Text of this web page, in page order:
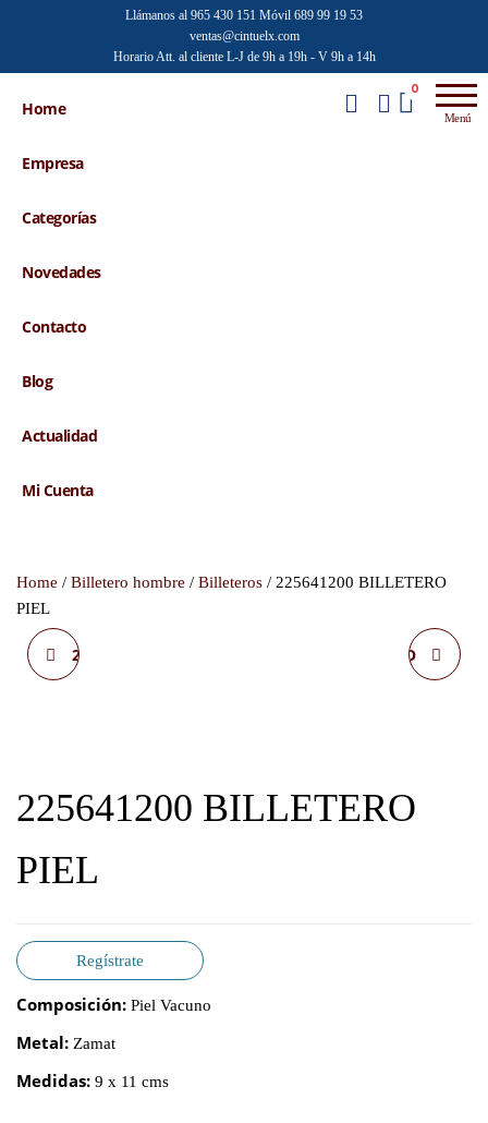
Llámanos al 965 430 151 Móvil 689 99 19 53
ventas@cintuelx.com
Horario Att. al cliente L-J de 9h a 19h - V 9h a 14h
Faraoni
por
de moda
0
Menú
Home
Empresa
Categorías
Novedades
Contacto
Blog
Actualidad
Mi Cuenta
Home / Billetero hombre / Billeteros / 225641200 BILLETERO
PIEL
225641100 BILLETERO 225627000 BILLETERO
225641200 BILLETERO
PIEL
Regístrate
Composición: Piel Vacuno
Metal: Zamat
Medidas: 9 x 11 cms